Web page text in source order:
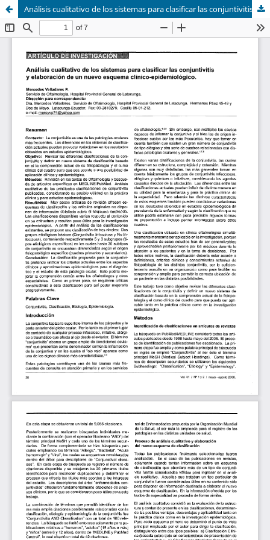
Análisis cualitativo de los sistemas para clasificar las conjuntivitis y elaboración de un nuevo esquema clínico-epidemiológico.